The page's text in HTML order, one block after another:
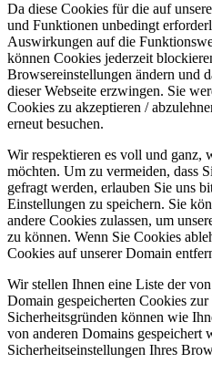
Da diese Cookies für die auf
und Funktionen unbedingt
Auswirkungen auf die
können Cookies jederzeit
Browsereinstellungen ändern und
dieser Webseite erzwingen. Sie
Cookies zu akzeptieren /
erneut besuchen.
Wir respektieren es voll und ganz,
möchten. Um zu vermeiden, dass
gefragt werden, erlauben Sie uns
Einstellungen zu speichern. Sie
andere Cookies zulassen, um
zu können. Wenn Sie Cookies
Cookies auf unserer Domain
Wir stellen Ihnen eine Liste der
Domain gespeicherten Cookies
Sicherheitsgründen können wie
von anderen Domains gespeichert
Sicherheitseinstellungen Ihres